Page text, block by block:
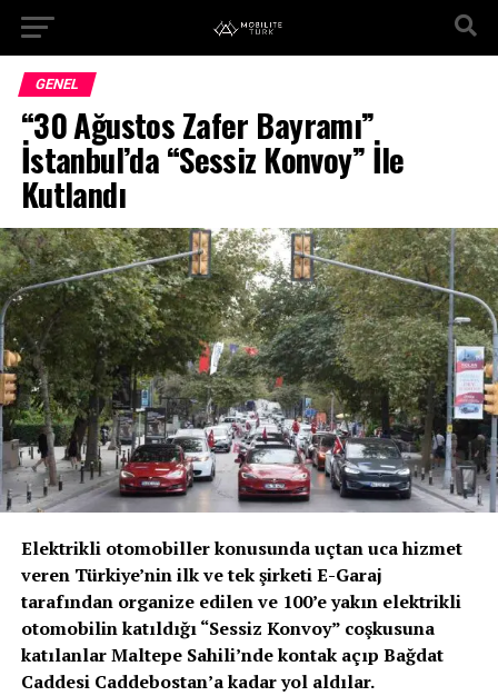
GENEL
“30 Ağustos Zafer Bayramı”
İstanbul’da “Sessiz Konvoy” İle
Kutlandı
Elektrikli otomobiller konusunda uçtan uca hizmet
veren Türkiye’nin ilk ve tek şirketi E-Garaj
tarafından organize edilen ve 100’e yakın elektrikli
otomobilin katıldığı “Sessiz Konvoy” coşkusuna
katılanlar Maltepe Sahili’nde kontak açıp Bağdat
Caddesi Caddebostan’a kadar yol aldılar.